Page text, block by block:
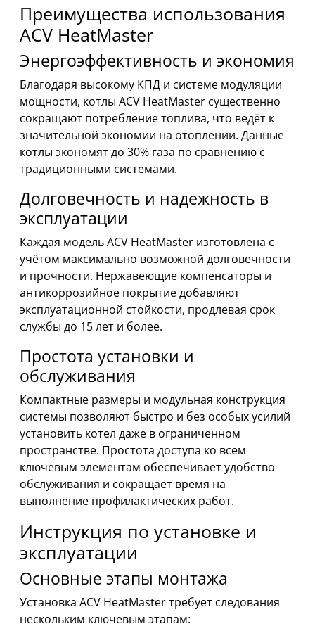
Преимущества использования
ACV HeatMaster
Энергоэффективность и экономия
Благодаря высокому КПД и системе модуляции
мощности, котлы ACV HeatMaster существенно
сокращают потребление топлива, что ведёт к
значительной экономии на отоплении. Данные
котлы экономят до 30% газа по сравнению с
традиционными системами.
Долговечность и надежность в
эксплуатации
Каждая модель ACV HeatMaster изготовлена с
учётом максимально возможной долговечности
и прочности. Нержавеющие компенсаторы и
антикоррозийное покрытие добавляют
эксплуатационной стойкости, продлевая срок
службы до 15 лет и более.
Простота установки и
обслуживания
Компактные размеры и модульная конструкция
системы позволяют быстро и без особых усилий
установить котел даже в ограниченном
пространстве. Простота доступа ко всем
ключевым элементам обеспечивает удобство
обслуживания и сокращает время на
выполнение профилактических работ.
Инструкция по установке и
эксплуатации
Основные этапы монтажа
Установка ACV HeatMaster требует следования
нескольким ключевым этапам: